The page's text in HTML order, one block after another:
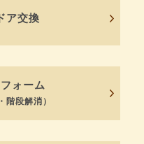
ア交換
ォーム
階段解消）